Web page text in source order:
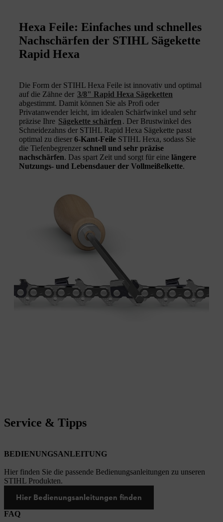
Hexa Feile: Einfaches und schnelles
Nachschärfen der STIHL Sägekette
Rapid Hexa
Die Form der STIHL Hexa Feile ist innovativ und optimal
auf die Zähne der 3/8" Rapid Hexa Sägeketten
abgestimmt. Damit können Sie als Profi oder
Privatanwender leicht, im idealen Schärfwinkel und sehr
präzise Ihre Sägekette schärfen . Der Brustwinkel des
Schneidezahns der STIHL Rapid Hexa Sägekette passt
optimal zu dieser 6-Kant-Feile STIHL Hexa, sodass Sie
die Tiefenbegrenzer schnell und sehr präzise
nachschärfen. Das spart Zeit und sorgt für eine längere
Nutzungs- und Lebensdauer der Vollmeißelkette.
Service & Tipps
BEDIENUNGSANLEITUNG
Hier finden Sie die passende Bedienungsanleitungen zu unseren
STIHL Produkten.
Hier Bedienungsanleitungen finden
FAQ